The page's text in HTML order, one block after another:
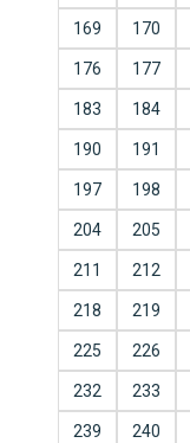
169 170
176 177
183 184
190 191
197 198
204 205
211 212
218 219
225 226
232 233
239 240